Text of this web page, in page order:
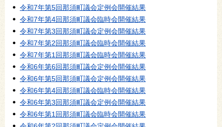
令和7年第5回那須町議会定例会開催結果
令和7年第4回那須町議会臨時会開催結果
令和7年第3回那須町議会定例会開催結果
令和7年第2回那須町議会臨時会開催結果
令和7年第1回那須町議会臨時会開催結果
令和6年第6回那須町議会定例会開催結果
令和6年第5回那須町議会定例会開催結果
令和6年第4回那須町議会臨時会開催結果
令和6年第3回那須町議会定例会開催結果
令和6年第1回那須町議会臨時会開催結果